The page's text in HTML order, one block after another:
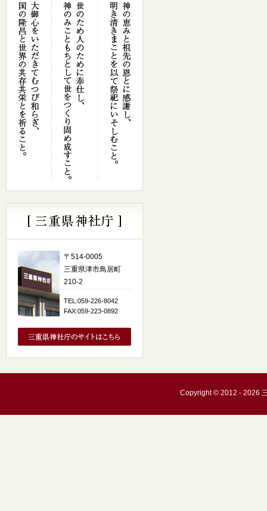
〒514-0005
三重県津市鳥居町
210-2
TEL:059-226-8042
FAX:059-223-0892
Copyright © 2012 - 2026